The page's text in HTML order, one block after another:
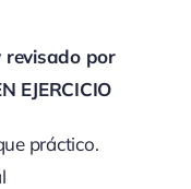
revisado por
EJERCICIO
práctico.